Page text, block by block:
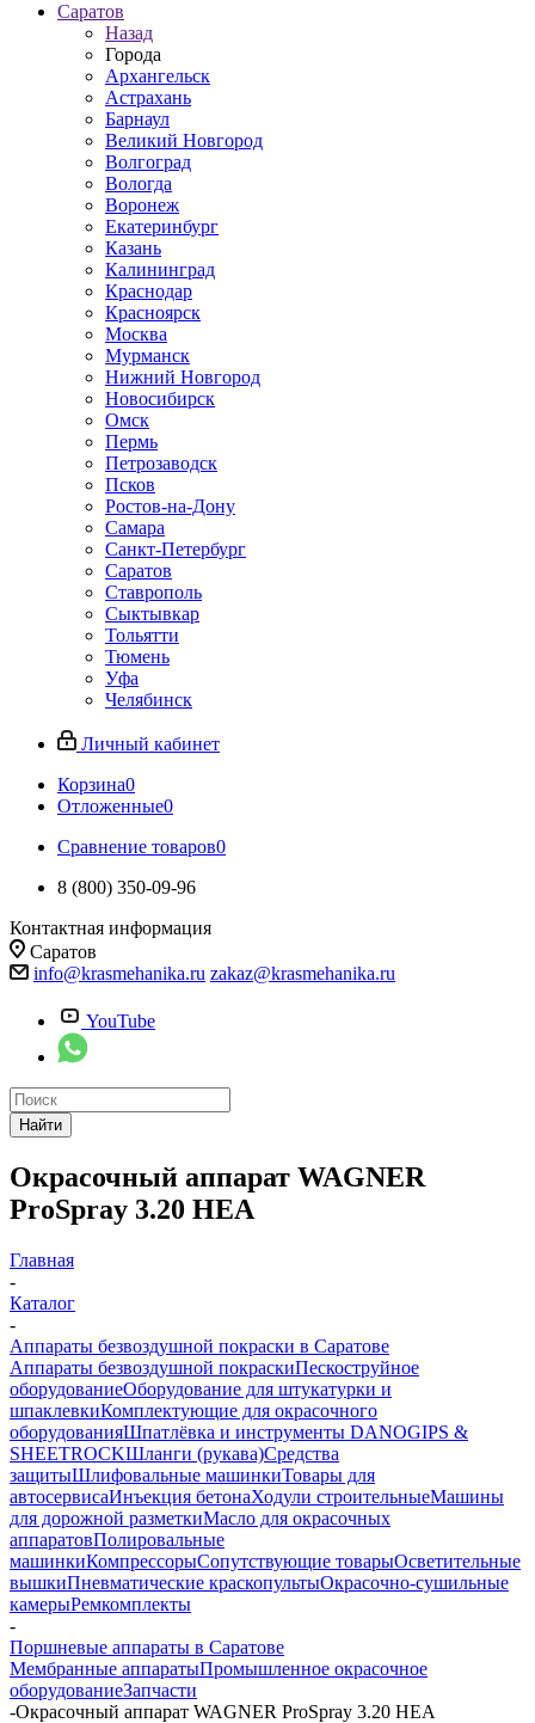
Саратов
Назад
Города
Архангельск
Астрахань
Барнаул
Великий Новгород
Волгоград
Вологда
Воронеж
Екатеринбург
Казань
Калининград
Краснодар
Красноярск
Москва
Мурманск
Нижний Новгород
Новосибирск
Омск
Пермь
Петрозаводск
Псков
Ростов-на-Дону
Самара
Санкт-Петербург
Саратов
Ставрополь
Сыктывкар
Тольятти
Тюмень
Уфа
Челябинск
Личный кабинет
Корзина0
Отложенные0
Сравнение товаров0
8 (800) 350-09-96
Контактная информация
Саратов
info@krasmehanika.ru zakaz@krasmehanika.ru
YouTube
Найти
Окрасочный аппарат WAGNER
ProSpray 3.20 HEA
Главная
-
Каталог
-
Аппараты безвоздушной покраски в Саратове
Аппараты безвоздушной покраскиПескоструйное
оборудованиеОборудование для штукатурки и
шпаклевкиКомплектующие для окрасочного
оборудованияШпатлёвка и инструменты DANOGIPS &
SHEETROCKШланги (рукава)Средства
защитыШлифовальные машинкиТовары для
автосервисаИнъекция бетонаХодули строительныеМашины
для дорожной разметкиМасло для окрасочных
аппаратовПолировальные
машинкиКомпрессорыСопутствующие товарыОсветительные
вышкиПневматические краскопультыОкрасочно-сушильные
камерыРемкомплекты
-
Поршневые аппараты в Саратове
Мембранные аппаратыПромышленное окрасочное
оборудованиеЗапчасти
-Окрасочный аппарат WAGNER ProSpray 3.20 HEA